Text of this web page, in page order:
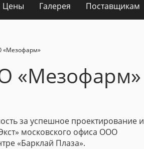
Цены Галерея Поставщикам
«Мезофарм»
«Мезофарм»
за успешное проектирование и
московского офиса ООО
«Барклай Плаза».